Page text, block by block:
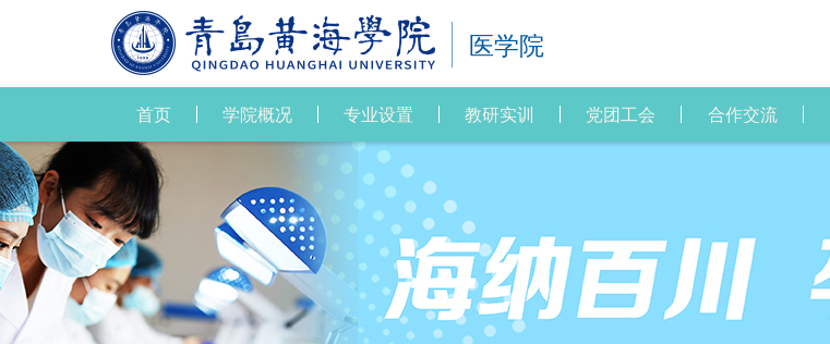
医学院
首页 学院概况 专业设置 教研实训 党团工会 合作交流